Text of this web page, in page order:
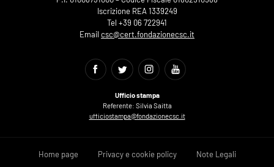
Iscrizione REA 1339249
Tel +39 06 722941
Email csc@cert.fondazionecsc.it
Ufficio stampa
Referente: Silvia Saitta
ufficiostampa@fondazionecsc.it
Home page Privacy e cookie policy Note Legali